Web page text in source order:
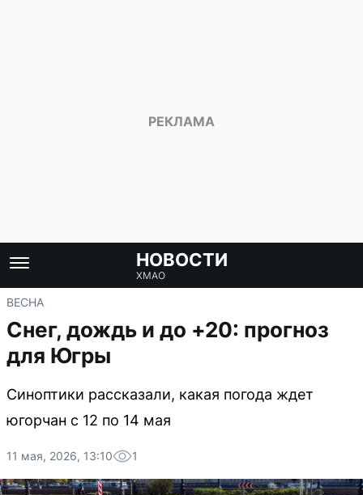
НОВОСТИ
ХМАО
ВЕСНА
Снег, дождь и до +20: прогноз
для Югры
Синоптики рассказали, какая погода ждет
югорчан с 12 по 14 мая
11 мая, 2026, 13:10 1